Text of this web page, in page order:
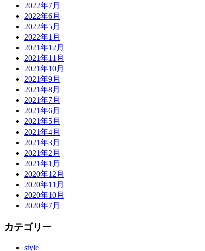
2022年7月
2022年6月
2022年5月
2022年1月
2021年12月
2021年11月
2021年10月
2021年9月
2021年8月
2021年7月
2021年6月
2021年5月
2021年4月
2021年3月
2021年2月
2021年1月
2020年12月
2020年11月
2020年10月
2020年7月
カテゴリー
style